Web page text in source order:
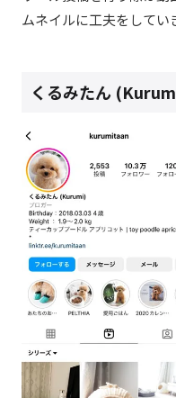
ムネイルに工夫をしてい
くるみたん